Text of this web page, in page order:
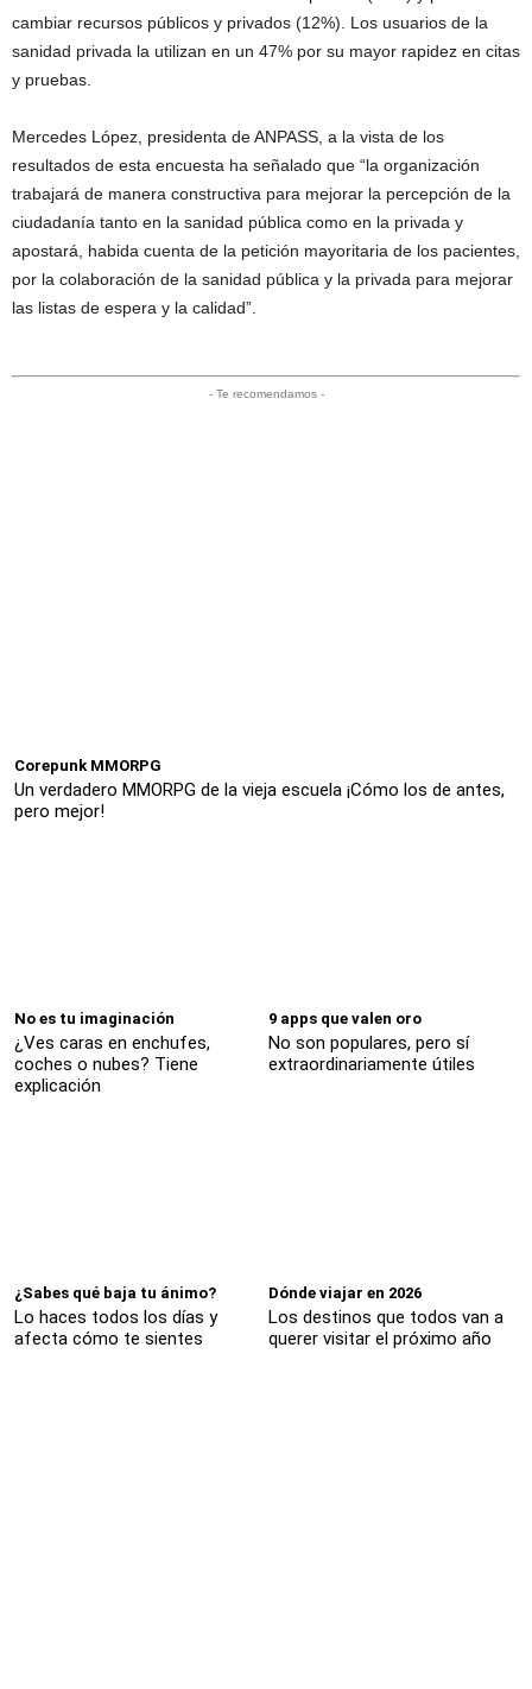
cambiar recursos públicos y privados (12%). Los usuarios de la
sanidad privada la utilizan en un 47% por su mayor rapidez en citas
y pruebas.
Mercedes López, presidenta de ANPASS, a la vista de los
resultados de esta encuesta ha señalado que “la organización
trabajará de manera constructiva para mejorar la percepción de la
ciudadanía tanto en la sanidad pública como en la privada y
apostará, habida cuenta de la petición mayoritaria de los pacientes,
por la colaboración de la sanidad pública y la privada para mejorar
las listas de espera y la calidad”.
- Te recomendamos -
Corepunk MMORPG
Un verdadero MMORPG de la vieja escuela ¡Cómo los de antes,
pero mejor!
No es tu imaginación
¿Ves caras en enchufes,
coches o nubes? Tiene
explicación
9 apps que valen oro
No son populares, pero sí
extraordinariamente útiles
¿Sabes qué baja tu ánimo?
Lo haces todos los días y
afecta cómo te sientes
Dónde viajar en 2026
Los destinos que todos van a
querer visitar el próximo año